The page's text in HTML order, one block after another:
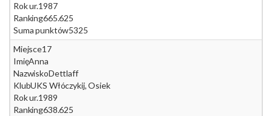
Rok ur.1987
Ranking665.625
Suma punktów5325
Miejsce17
ImięAnna
NazwiskoDettlaff
KlubUKS Włóczykij, Osiek
Rok ur.1989
Ranking638.625